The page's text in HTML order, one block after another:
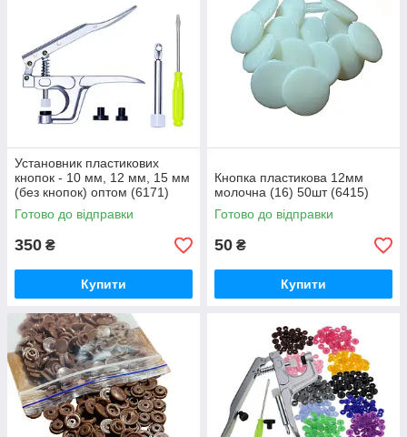
Установник пластикових
кнопок - 10 мм, 12 мм, 15 мм
(без кнопок) оптом (6171)
Готово до відправки
350 ₴
Купити
Кнопка пластикова 12мм
молочна (16) 50шт (6415)
Готово до відправки
50 ₴
Купити